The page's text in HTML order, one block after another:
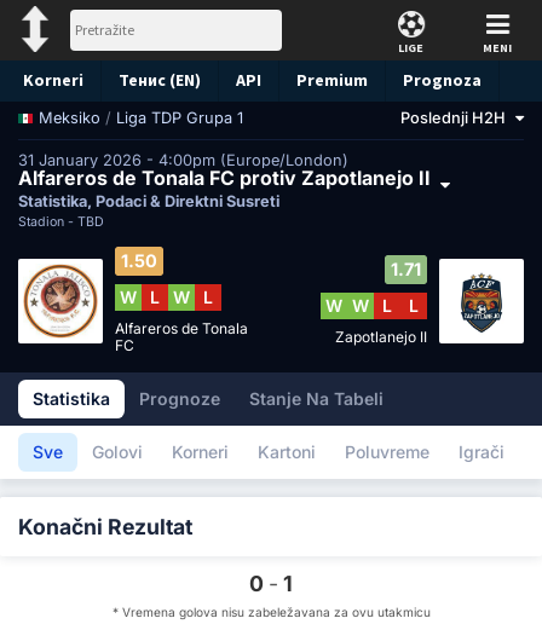
LIGE MENI
Korneri Тенис (EN) API Premium Prognoza
Meksiko / Liga TDP Grupa 1 Poslednji H2H
31 January 2026 - 4:00pm (Europe/London)
Alfareros de Tonala FC protiv Zapotlanejo II
Statistika, Podaci & Direktni Susreti
Stadion - TBD
1.50
W
L W L
Alfareros de Tonala
FC
1.71
W W L L
Zapotlanejo II
Statistika Prognoze Stanje Na Tabeli
Sve Golovi Korneri Kartoni Poluvreme Igrači
Konačni Rezultat
0 - 1
* Vremena golova nisu zabeležavana za ovu utakmicu